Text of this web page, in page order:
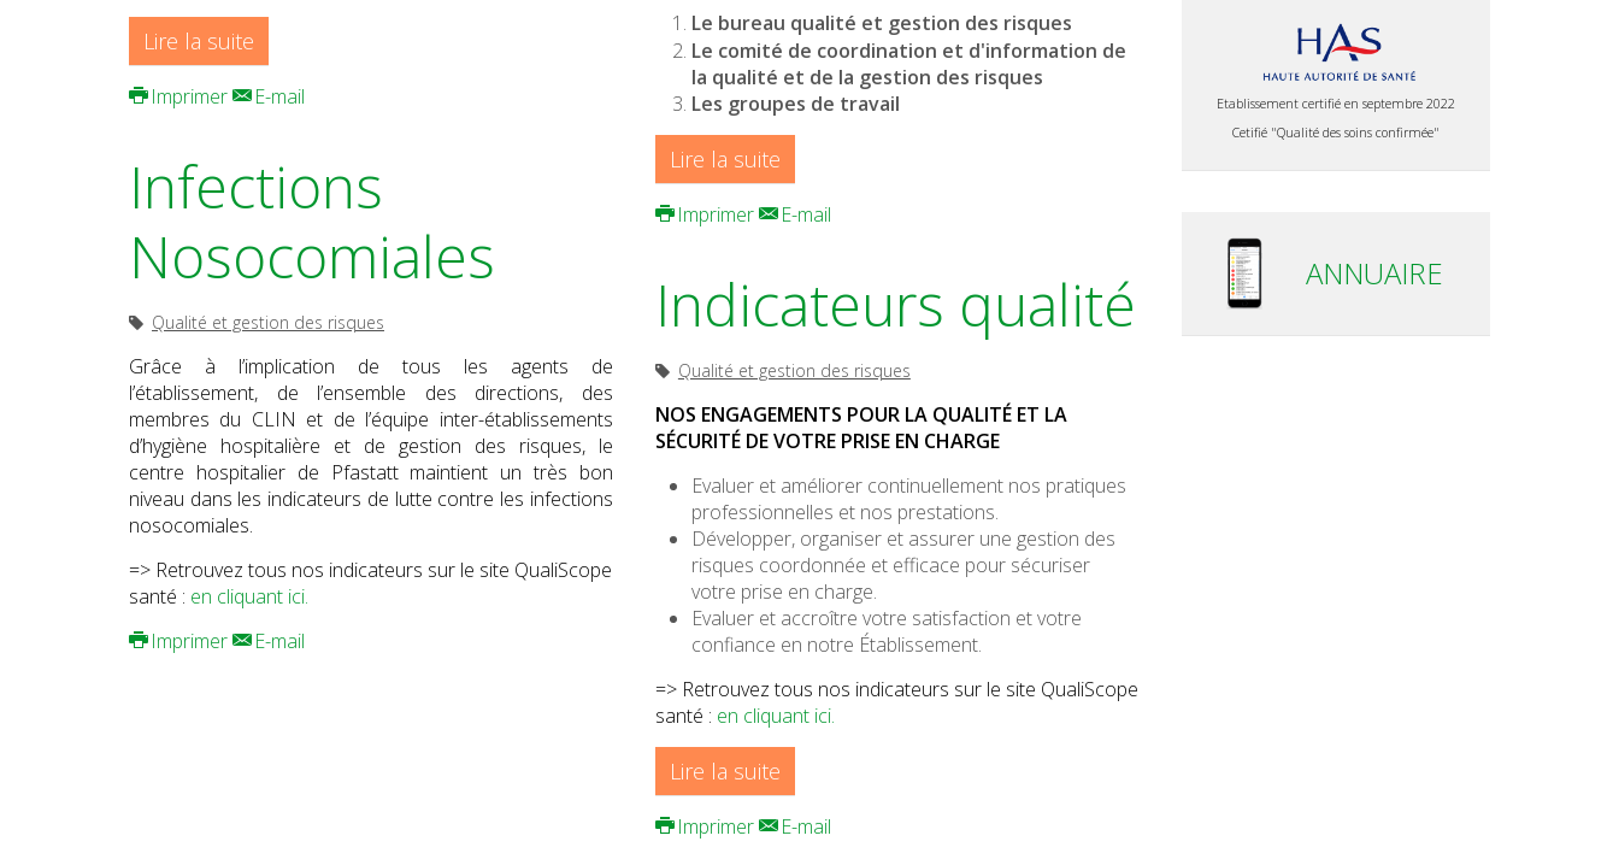
Lire la suite
Imprimer E-mail
Infections
Nosocomiales
Qualité et gestion des risques
Grâce à l’implication de tous les agents de
l’établissement, de l’ensemble des directions, des
membres du CLIN et de l’équipe inter-établissements
d’hygiène hospitalière et de gestion des risques, le
centre hospitalier de Pfastatt maintient un très bon
niveau dans les indicateurs de lutte contre les infections
nosocomiales.
=> Retrouvez tous nos indicateurs sur le site QualiScope
santé : en cliquant ici.
Imprimer
E-mail
Le bureau qualité et gestion des risques
Le comité de coordination et d'information de
la qualité et de la gestion des risques
Les groupes de travail
Lire la suite
Imprimer E-mail
Indicateurs qualité
Qualité et gestion des risques
NOS ENGAGEMENTS POUR LA QUALITÉ ET LA
SÉCURITÉ DE VOTRE PRISE EN CHARGE
Evaluer et améliorer continuellement nos pratiques
professionnelles et nos prestations.
Développer, organiser et assurer une gestion des
risques coordonnée et efficace pour sécuriser
votre prise en charge.
Evaluer et accroître votre satisfaction et votre
confiance en notre Établissement.
=> Retrouvez tous nos indicateurs sur le site QualiScope
santé : en cliquant ici.
Lire la suite
Imprimer E-mail
Etablissement certifié en septembre 2022
Cetifié "Qualité des soins confirmée"
ANNUAIRE